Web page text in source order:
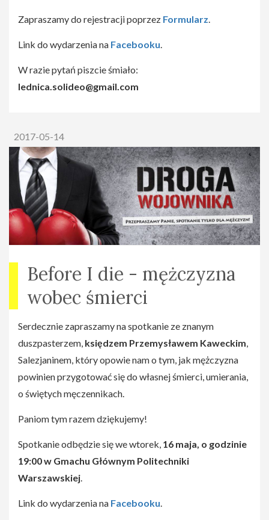
Zapraszamy do rejestracji poprzez Formularz
Link do wydarzenia na Facebooku
W razie pytań piszcie śmiało:
lednica.solideo@gmail.com
2017-05-14
Before I die - mężczyzna
wobec śmierci
Serdecznie zapraszamy na spotkanie ze znanym
duszpasterzem, księdzem Przemysławem Kaweckim,
Salezjaninem, który opowie nam o tym, jak mężczyzna
powinien przygotować się do własnej śmierci, umierania,
o świętych męczennikach.
Paniom tym razem dziękujemy!
Spotkanie odbędzie się we wtorek, 16 maja, o godzinie
19:00 w Gmachu Głównym Politechniki
Warszawskiej.
Link do wydarzenia na Facebooku.